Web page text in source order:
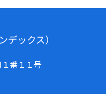
デックス）
番１１号